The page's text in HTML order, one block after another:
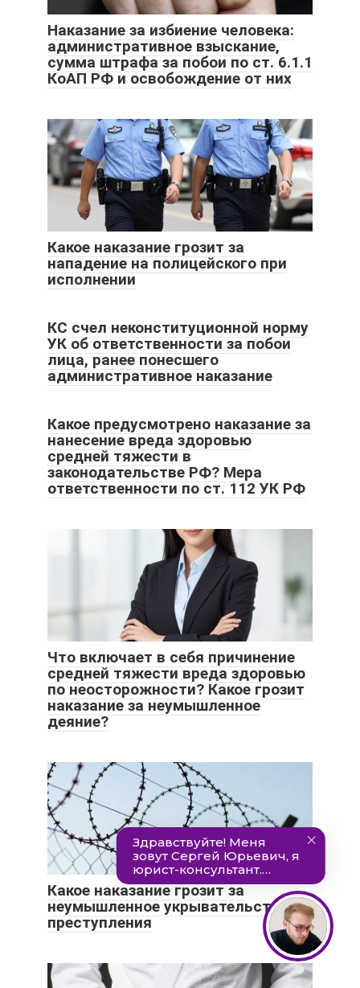
Наказание за избиение человека:
административное взыскание,
сумма штрафа за побои по ст. 6.1.1
КоАП РФ и освобождение от них
Какое наказание грозит за
нападение на полицейского при
исполнении
КС счел неконституционной норму
УК об ответственности за побои
лица, ранее понесшего
административное наказание
Какое предусмотрено наказание за
нанесение вреда здоровью
средней тяжести в
законодательстве РФ? Мера
ответственности по ст. 112 УК РФ
Что включает в себя причинение
средней тяжести вреда здоровью
по неосторожности? Какое грозит
наказание за неумышленное
деяние?
Какое наказание грозит за
неумышленное укрывательство
преступления